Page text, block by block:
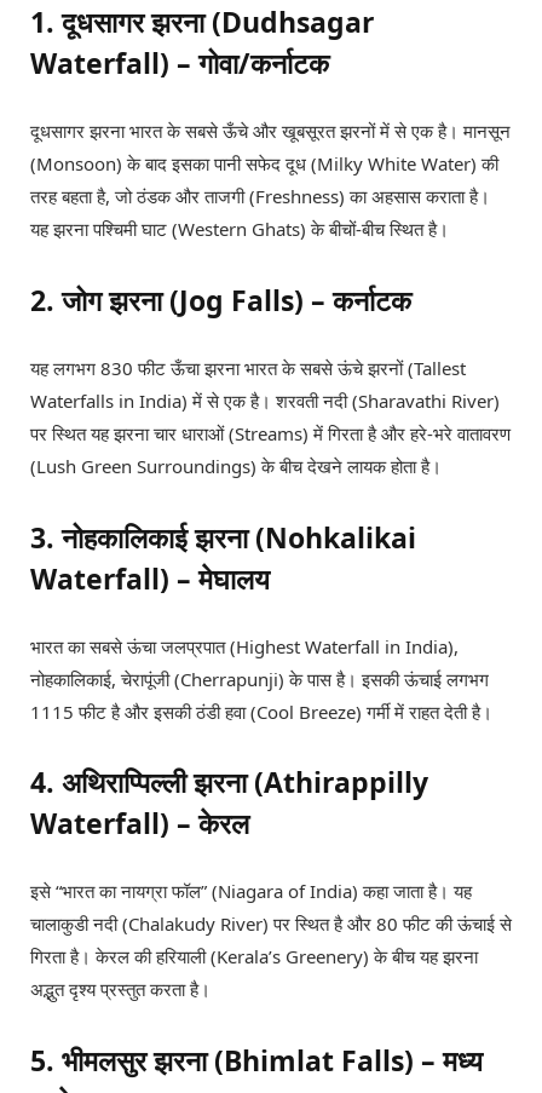
1. दूधसागर झरना (Dudhsagar
Waterfall) – गोवा/कर्नाटक
दूधसागर झरना भारत के सबसे ऊँचे और खूबसूरत झरनों में से एक है। मानसून
(Monsoon) के बाद इसका पानी सफेद दूध (Milky White Water) की
तरह बहता है, जो ठंडक और ताजगी (Freshness) का अहसास कराता है।
यह झरना पश्चिमी घाट (Western Ghats) के बीचों-बीच स्थित है।
2. जोग झरना (Jog Falls) – कर्नाटक
यह लगभग 830 फीट ऊँचा झरना भारत के सबसे ऊंचे झरनों (Tallest
Waterfalls in India) में से एक है। शरवती नदी (Sharavathi River)
पर स्थित यह झरना चार धाराओं (Streams) में गिरता है और हरे-भरे वातावरण
(Lush Green Surroundings) के बीच देखने लायक होता है।
3. नोहकालिकाई झरना (Nohkalikai
Waterfall) – मेघालय
भारत का सबसे ऊंचा जलप्रपात (Highest Waterfall in India),
नोहकालिकाई, चेरापूंजी (Cherrapunji) के पास है। इसकी ऊंचाई लगभग
1115 फीट है और इसकी ठंडी हवा (Cool Breeze) गर्मी में राहत देती है।
4. अथिराप्पिल्ली झरना (Athirappilly
Waterfall) – केरल
इसे “भारत का नायग्रा फॉल” (Niagara of India) कहा जाता है। यह
चालाकुडी नदी (Chalakudy River) पर स्थित है और 80 फीट की ऊंचाई से
गिरता है। केरल की हरियाली (Kerala’s Greenery) के बीच यह झरना
अद्भुत दृश्य प्रस्तुत करता है।
5. भीमलसुर झरना (Bhimlat Falls) – मध्य